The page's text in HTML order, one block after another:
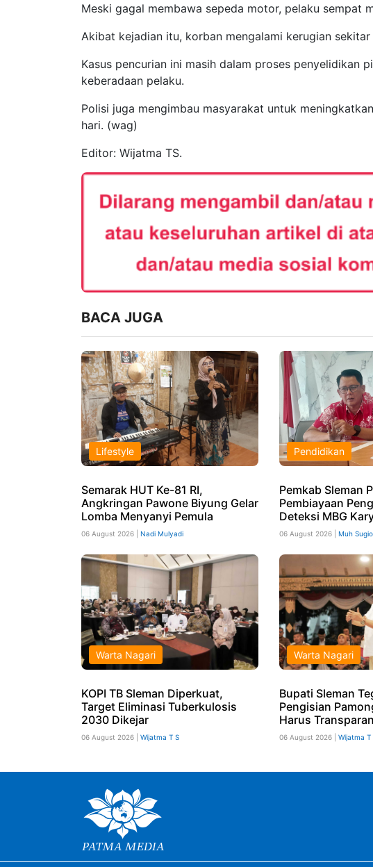
Meski gagal membawa sepeda motor, pelaku sempat
Akibat kejadian itu, korban mengalami kerugian sekitar
Kasus pencurian ini masih dalam proses penyelidikan
keberadaan pelaku.
Polisi juga mengimbau masyarakat untuk
hari. (wag)
Editor: Wijatma TS.
BACA JUGA
Lifestyle
Semarak HUT Ke-81 RI,
Angkringan Pawone Biyung Gelar
Lomba Menyanyi Pemula
06 August 2026 | Nadi Mulyadi
Pendidikan
Pemkab Sleman
Pembiayaan
Deteksi MBG
06 August 2026 | Muh
Warta Nagari
KOPI TB Sleman Diperkuat,
Target Eliminasi Tuberkulosis
2030 Dikejar
06 August 2026 | Wijatma T S
Warta Nagari
Bupati Sleman
Pengisian
Harus Transparan
06 August 2026 | Wijatma T